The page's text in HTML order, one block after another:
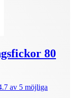
80
av 5 möjliga